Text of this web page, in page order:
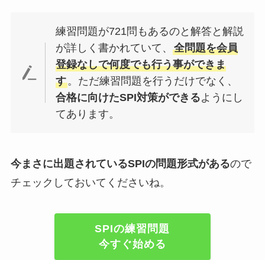
練習問題が721問もあるのと解答と解説
が詳しく書かれていて、全問題を会員
登録なしで何度でも行う事ができま
す。ただ練習問題を行うだけでなく、
合格に向けたSPI対策ができるようにし
てあります。
今まさに出題されているSPIの問題形式があるので
チェックしておいてくださいね。
SPIの練習問題
今すぐ始める